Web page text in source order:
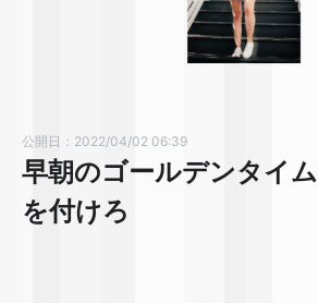
公開日：2022/04/02 06:39
早朝のゴールデンタイ
を付けろ